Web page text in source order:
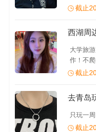
截止
西湖周
大学旅
作！不
截止
只玩一
截止